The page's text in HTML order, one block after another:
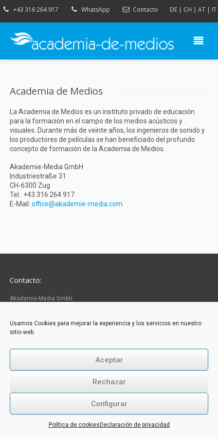
Usamos Cookies para mejorar la experiencia y los servicios en nuestro
sitio web.
Aceptar
Rechazar
Configurar
Política de cookies Declaración de privacidad
+43 316 264 917 WhatsApp Contacto DE| CH | AT| IT
Academia de Medios
La Academia de Medios es un instituto privado de educación
para la formación en el campo de los medios acústicos y
visuales. Durante más de veinte años, los ingenieros de sonido y
los productores de películas se han beneficiado del profundo
concepto de formación de la Academia de Medios.
Akademie-Media GmbH
Industriestraße 31
CH-6300 Zug
Tel.: +43 316 264 917
E-Mail: office@akademie-media.com
Contacto:
Akademie-Media GmbH
Tél.: +43 316 264 917
E-Mail:office@akademie-media.com
Follow us:
© 2026 Academia de Medios|Impressum